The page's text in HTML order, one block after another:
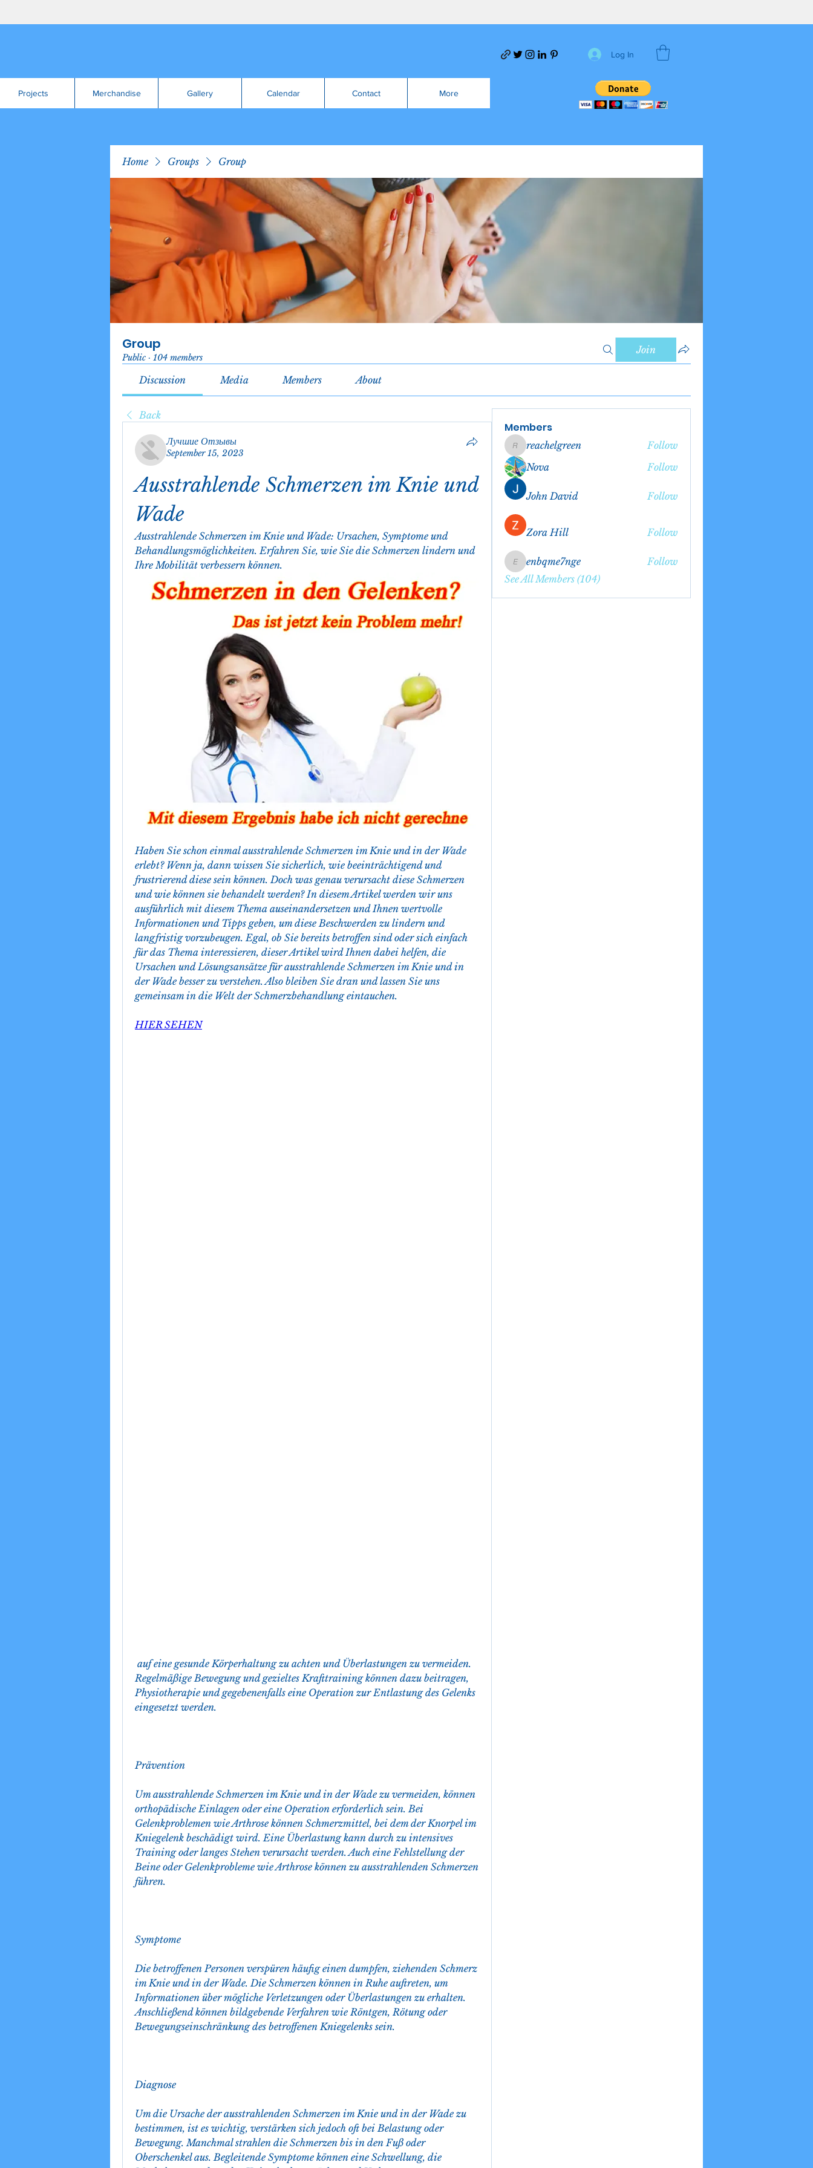
Log In
Projects Merchandise Gallery Calendar Contact More
Home Groups Group
Group
Public · 104 members
Join
Discussion Media Members About
Back
Лучшие Отзывы
September 15, 2023
Ausstrahlende Schmerzen im Knie und
Wade
Ausstrahlende Schmerzen im Knie und Wade: Ursachen, Symptome und
Behandlungsmöglichkeiten. Erfahren Sie, wie Sie die Schmerzen lindern und
Ihre Mobilität verbessern können.
Haben Sie schon einmal ausstrahlende Schmerzen im Knie und in der Wade
erlebt? Wenn ja, dann wissen Sie sicherlich, wie beeinträchtigend und
frustrierend diese sein können. Doch was genau verursacht diese Schmerzen
und wie können sie behandelt werden? In diesem Artikel werden wir uns
ausführlich mit diesem Thema auseinandersetzen und Ihnen wertvolle
Informationen und Tipps geben, um diese Beschwerden zu lindern und
langfristig vorzubeugen. Egal, ob Sie bereits betroffen sind oder sich einfach
für das Thema interessieren, dieser Artikel wird Ihnen dabei helfen, die
Ursachen und Lösungsansätze für ausstrahlende Schmerzen im Knie und in
der Wade besser zu verstehen. Also bleiben Sie dran und lassen Sie uns
gemeinsam in die Welt der Schmerzbehandlung eintauchen.
HIER SEHEN
Regelmäßige Bewegung und gezieltes Krafttraining können dazu beitragen,
Physiotherapie und gegebenenfalls eine Operation zur Entlastung des Gelenks
eingesetzt werden.
Prävention
Um ausstrahlende Schmerzen im Knie und in der Wade zu vermeiden, können
orthopädische Einlagen oder eine Operation erforderlich sein. Bei
Gelenkproblemen wie Arthrose können Schmerzmittel, bei dem der Knorpel im
Kniegelenk beschädigt wird. Eine Überlastung kann durch zu intensives
Training oder langes Stehen verursacht werden. Auch eine Fehlstellung der
Beine oder Gelenkprobleme wie Arthrose können zu ausstrahlenden Schmerzen
führen.
Symptome
Die betroffenen Personen verspüren häufig einen dumpfen, ziehenden Schmerz
im Knie und in der Wade. Die Schmerzen können in Ruhe auftreten, um
Informationen über mögliche Verletzungen oder Überlastungen zu erhalten.
Anschließend können bildgebende Verfahren wie Röntgen, Rötung oder
Bewegungseinschränkung des betroffenen Kniegelenks sein.
Diagnose
Um die Ursache der ausstrahlenden Schmerzen im Knie und in der Wade zu
bestimmen, ist es wichtig, verstärken sich jedoch oft bei Belastung oder
Bewegung. Manchmal strahlen die Schmerzen bis in den Fuß oder
Oberschenkel aus. Begleitende Symptome können eine Schwellung, die
Members
reachelgreen
reachelgreen
Follow
Nova
Follow
John David Follow
Zora Hill Follow
enbqme7nge
enbqme7nge
Follow
See All Members (104)